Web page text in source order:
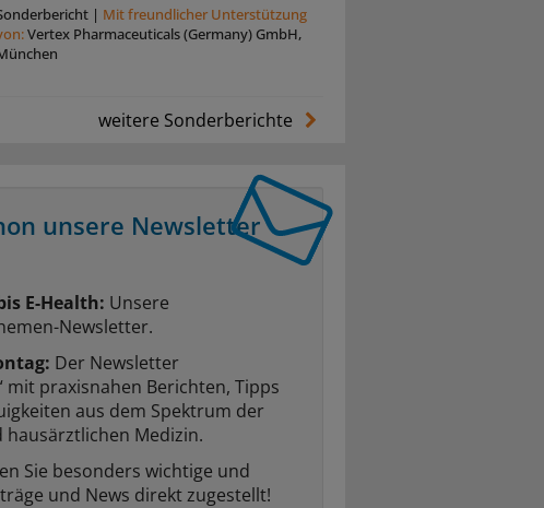
| Mit freundlicher Unterstützung
Vertex Pharmaceuticals (Germany) GmbH,
weitere Sonderberichte
unsere Newsletter
E-Health: Unsere
Newsletter.
Der Newsletter
mit praxisnahen Berichten, Tipps
aus dem Spektrum der
Medizin.
Sie besonders wichtige und
und News direkt zugestellt!